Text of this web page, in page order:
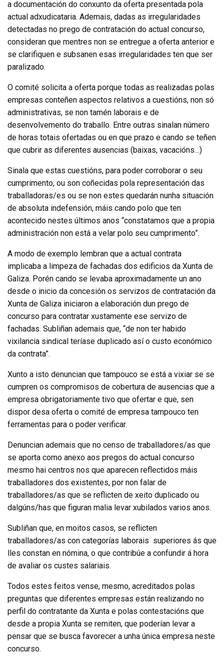
a documentación do conxunto da oferta presentada pola
actual adxudicataria. Ademais, dadas as irregularidades
detectadas no prego de contratación do actual concurso,
consideran que mentres non se entregue a oferta anterior e
se clarifiquen e subsanen esas irregularidades ten que ser
paralizado.
O comité solicita a oferta porque todas as realizadas polas
empresas conteñen aspectos relativos a cuestións, non só
administrativas, se non tamén laborais e de
desenvolvemento do traballo. Entre outras sinalan número
de horas totais ofertadas ou en que prazo e cando se teñen
que cubrir as diferentes ausencias (baixas, vacacións…)
Sinala que estas cuestións, para poder corroborar o seu
cumprimento, ou son coñecidas pola representación das
traballadoras/es ou se non estes quedarán nunha situación
de absoluta indefensión, máis cando polo que ten
acontecido nestes últimos anos “constatamos que a propia
administración non está a velar polo seu cumprimento”.
A modo de exemplo lembran que a actual contrata
implicaba a limpeza de fachadas dos edificios da Xunta de
Galiza. Porén cando se levaba aproximadamente un ano
desde o inicio da concesión os servizos de contratación da
Xunta de Galiza iniciaron a elaboración dun prego de
concurso para contratar xustamente ese servizo de
fachadas. Subliñan ademais que, “de non ter habido
vixilancia sindical teríase duplicado así o custo económico
da contrata”.
Xunto a isto denuncian que tampouco se está a vixiar se se
cumpren os compromisos de cobertura de ausencias que a
empresa obrigatoriamente tivo que ofertar e que, sen
dispor desa oferta o comité de empresa tampouco ten
ferramentas para o poder verificar.
Denuncian ademais que no censo de traballadores/as que
se aporta como anexo aos pregos do actual concurso
mesmo hai centros nos que aparecen reflectidos máis
traballadores dos existentes, por non falar de
traballadores/as que se reflicten de xeito duplicado ou
dalgúns/has que figuran malia levar xubilados varios anos.
Subliñan que, en moitos casos, se reflicten
traballadores/as con categorías laborais superiores ás que
lles constan en nómina, o que contribúe a confundir á hora
de avaliar os custes salariais.
Todos estes feitos vense, mesmo, acreditados polas
preguntas que diferentes empresas están realizando no
perfil do contratante da Xunta e polas contestacións que
desde a propia Xunta se remiten, que poderían levar a
pensar que se busca favorecer a unha única empresa neste
concurso.